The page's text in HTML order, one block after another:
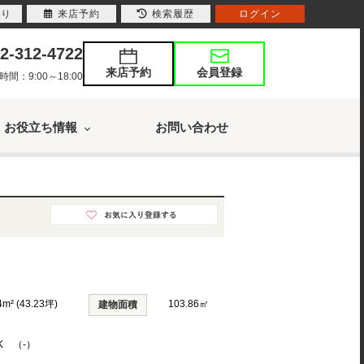
312-4722
間：9:00～18:00 来店予約 会員登録
お役立ち情報 お問い合わせ
(43.23坪) 建物面積 103.86㎡
（-）
来店予約 検索履歴 ログイン